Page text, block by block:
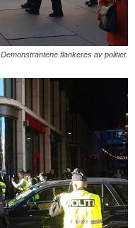
Demonstrantene flankeres av politiet.